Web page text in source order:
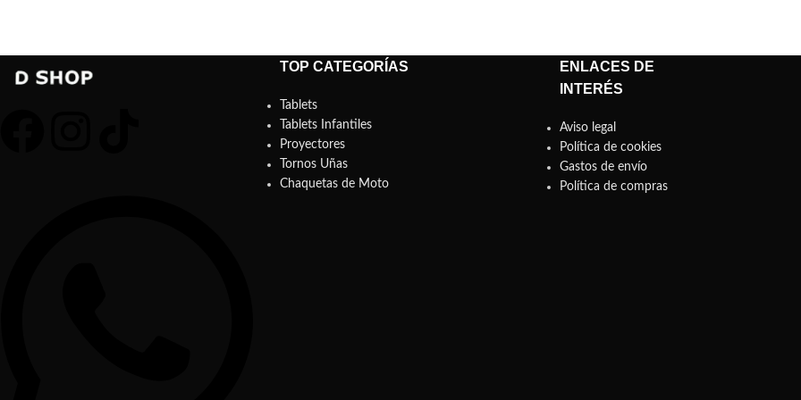
TOP CATEGORÍAS
Tablets
Tablets Infantiles
Proyectores
Tornos Uñas
Chaquetas de Moto
ENLACES DE
INTERÉS
Aviso legal
Política de cookies
Gastos de envío
Política de compras